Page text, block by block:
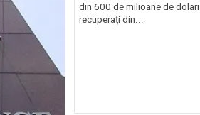
din 600 de milioane de dolari
recuperați din...